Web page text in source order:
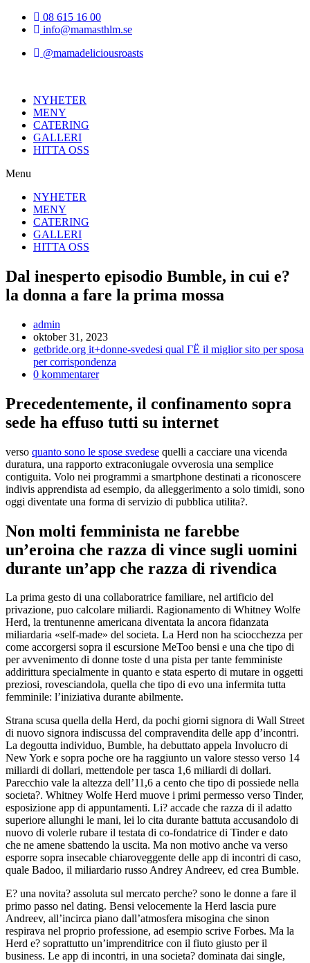
Hoppa
08 615 16 00
info@mamasthlm.se
@mamadeliciousroasts
NYHETER
MENY
CATERING
GALLERI
HITTA OSS
Menu
NYHETER
MENY
CATERING
GALLERI
HITTA OSS
Dal inesperto episodio Bumble, in cui e?
la donna a fare la prima mossa
Inläggsförfattare:
admin
Inlägget
publicerat:
oktober 31, 2023
Inläggskategori:
getbride.org it+donne-svedesi qual ГЁ il miglior sito per sposa
per corrispondenza
Kommentarer
inlägget:
0 kommentarer
Precedentemente, il confinamento sopra
sede ha effuso tutti su internet
verso quanto sono le spose svedese quelli a cacciare una vicenda
duratura, una rapporto extraconiugale ovverosia una semplice
contiguita. Volo nei programmi a smartphone destinati a riconoscere
indivis apprendista ad esempio, da alleggerimento a solo timidi, sono
oggi diventate una forma di servizio di pubblica utilita?.
Non molti femminista ne farebbe
un’eroina che razza di vince sugli uomini
durante un’app che razza di rivendica
La prima gesto di una collaboratrice familiare, nel artificio del
privazione, puo calcolare miliardi. Ragionamento di Whitney Wolfe
Herd, la trentunenne americana diventata la ancora fidanzata
miliardaria «self-made» del societa. La Herd non ha sciocchezza per
come accorgersi sopra il escursione MeToo bensi e una che tipo di
per avvenimento di donne toste d una pista per tante femministe
addirittura specialmente in quanto e stata esperto di mutare in oggetti
preziosi, rovesciandola, quella che tipo di evo una infermita tutta
femminile: l’iniziativa durante abilmente.
Strana scusa quella della Herd, da pochi giorni signora di Wall Street
di nuovo signora indiscussa del compravendita delle app d’incontri.
La degoutta individuo, Bumble, ha debuttato appela Involucro di
New York e sopra poche ore ha raggiunto un valore stesso verso 14
miliardi di dollari, mettendole per tasca 1,6 miliardi di dollari.
Parecchio vale la altezza dell’11,6 a cento che tipo di possiede nella
societa?. Whitney Wolfe Herd muove i primi permesso verso Tinder,
esposizione app di appuntamenti. Li? accade che razza di il adatto
superiore allunghi le mani, lei lo cita durante battuta accusandolo di
nuovo di volerle rubare il testata di co-fondatrice di Tinder e dato
che ne amene sbattendo la uscita. Ma non motivo anche va verso
esporre sopra insecable chiaroveggente delle app di incontri di caso,
quale Badoo, il miliardario russo Andrey Andreev, ed crea Bumble.
E? una novita? assoluta sul mercato perche? sono le donne a fare il
primo passo nel dating. Bensi velocemente la Herd lascia pure
Andreev, all’incirca piano dall’atmosfera misogina che sinon
respirava nel proprio professione, ad esempio scrive Forbes. Ma la
Herd e? soprattutto un’imprenditrice con il fiuto giusto per il
business. Le app di incontri, in una societa? dominata dai single,